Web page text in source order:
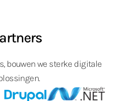
bouwen we sterke digitale